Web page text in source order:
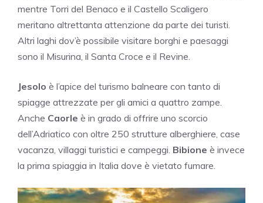
mentre Torri del Benaco e il Castello Scaligero
meritano altrettanta attenzione da parte dei turisti.
Altri laghi dov’è possibile visitare borghi e paesaggi
sono il Misurina, il Santa Croce e il Revine.
Jesolo è l’apice del turismo balneare con tanto di
spiagge attrezzate per gli amici a quattro zampe.
Anche Caorle è in grado di offrire uno scorcio
dell’Adriatico con oltre 250 strutture alberghiere, case
vacanza, villaggi turistici e campeggi. Bibione è invece
la prima spiaggia in Italia dove è vietato fumare.